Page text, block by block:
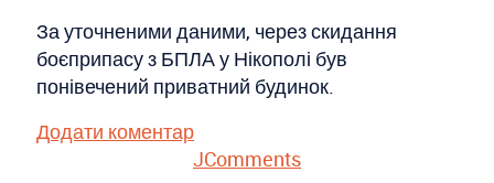
За уточненими даними, через скидання
боєприпасу з БПЛА у Нікополі був
понівечений приватний будинок.
Додати коментар
JComments